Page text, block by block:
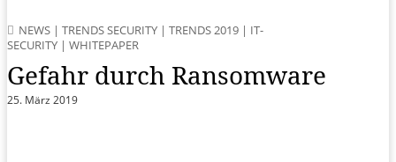
NEWS | TRENDS SECURITY | TRENDS 2019 | IT-
SECURITY | WHITEPAPER
Gefahr durch Ransomware
25. März 2019